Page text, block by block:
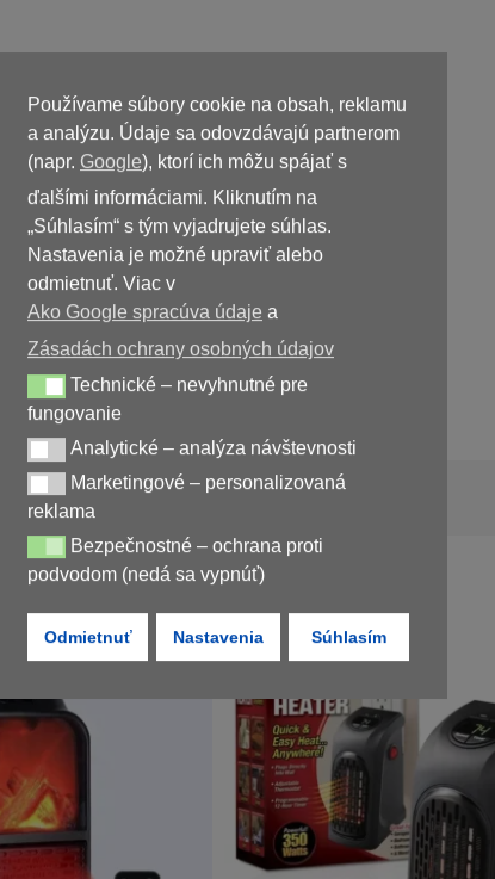
Používame súbory cookie na obsah, reklamu
a analýzu. Údaje sa odovzdávajú partnerom
(napr. Google), ktorí ich môžu spájať s
ďalšími informáciami. Kliknutím na
„Súhlasím“ s tým vyjadrujete súhlas.
Nastavenia je možné upraviť alebo
odmietnuť. Viac v
Ako Google spracúva údaje a
Zásadách ochrany osobných údajov
Technické – nevyhnutné pre fungovanie
Technické – nevyhnutné pre
fungovanie
Analytické – analýza návštevnosti
Analytické – analýza návštevnosti
Marketingové – personalizovaná reklama
Marketingové – personalizovaná
reklama
Bezpečnostné – ochrana proti podvodom (nedá sa vypnúť)
Bezpečnostné – ochrana proti
podvodom (nedá sa vypnúť)
Odmietnuť Nastavenia Súhlasím
Kúpiť Arctic Air
39,99€
Nedostupné
Novinka